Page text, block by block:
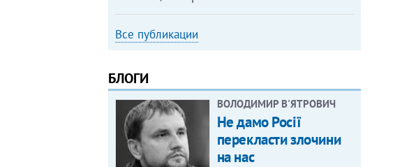
Все публикации
БЛОГИ
ВОЛОДИМИР В'ЯТРОВИЧ
Не дамо Росії
перекласти злочини
на нас